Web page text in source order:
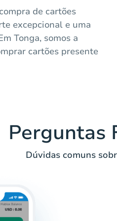
de cartões
excepcional e uma
Tonga, somos a
cartões presente
Perguntas
Dúvidas comuns